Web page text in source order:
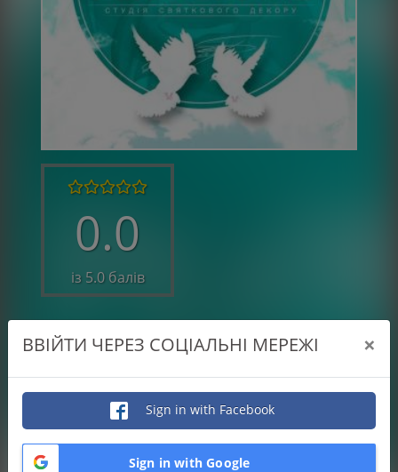
0.0
із 5.0 балів
Якість виконаної роботи
0.0
Професіоналізм 0.0
ВВІЙТИ ЧЕРЕЗ СОЦІАЛЬНІ МЕРЕЖІ ×
Sign in with Facebook
Sign in with Google